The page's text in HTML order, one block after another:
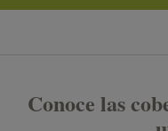
Conoce las